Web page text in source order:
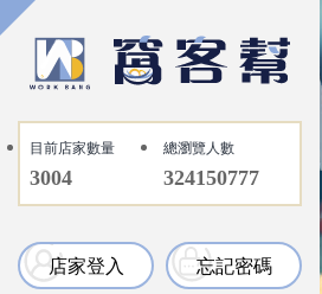
目前店家數量
3004
總瀏覽人數
324150777
店家登入 忘記密碼